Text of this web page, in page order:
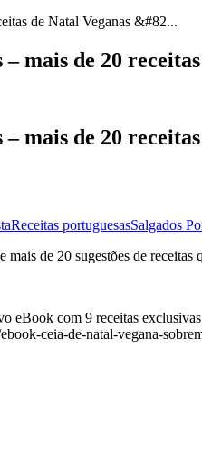
de Natal Veganas &#82...
mais de 20
mais de 20
Receitas portuguesasSalgados
de 20 sugestões de
eBook com 9 receitas
ceia-de-natal-vegana-